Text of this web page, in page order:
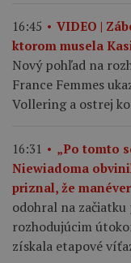
16:45
VIDEO |
ktorom musela
Nový pohľad na
France Femmes
Vollering a ostrej
16:31
„Po tomto
Niewiadoma
priznal, že
odohral na
rozhodujúcim
získala etapové